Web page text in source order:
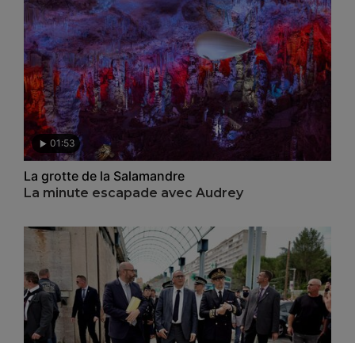
01:53
La grotte de la Salamandre
La minute escapade avec Audrey